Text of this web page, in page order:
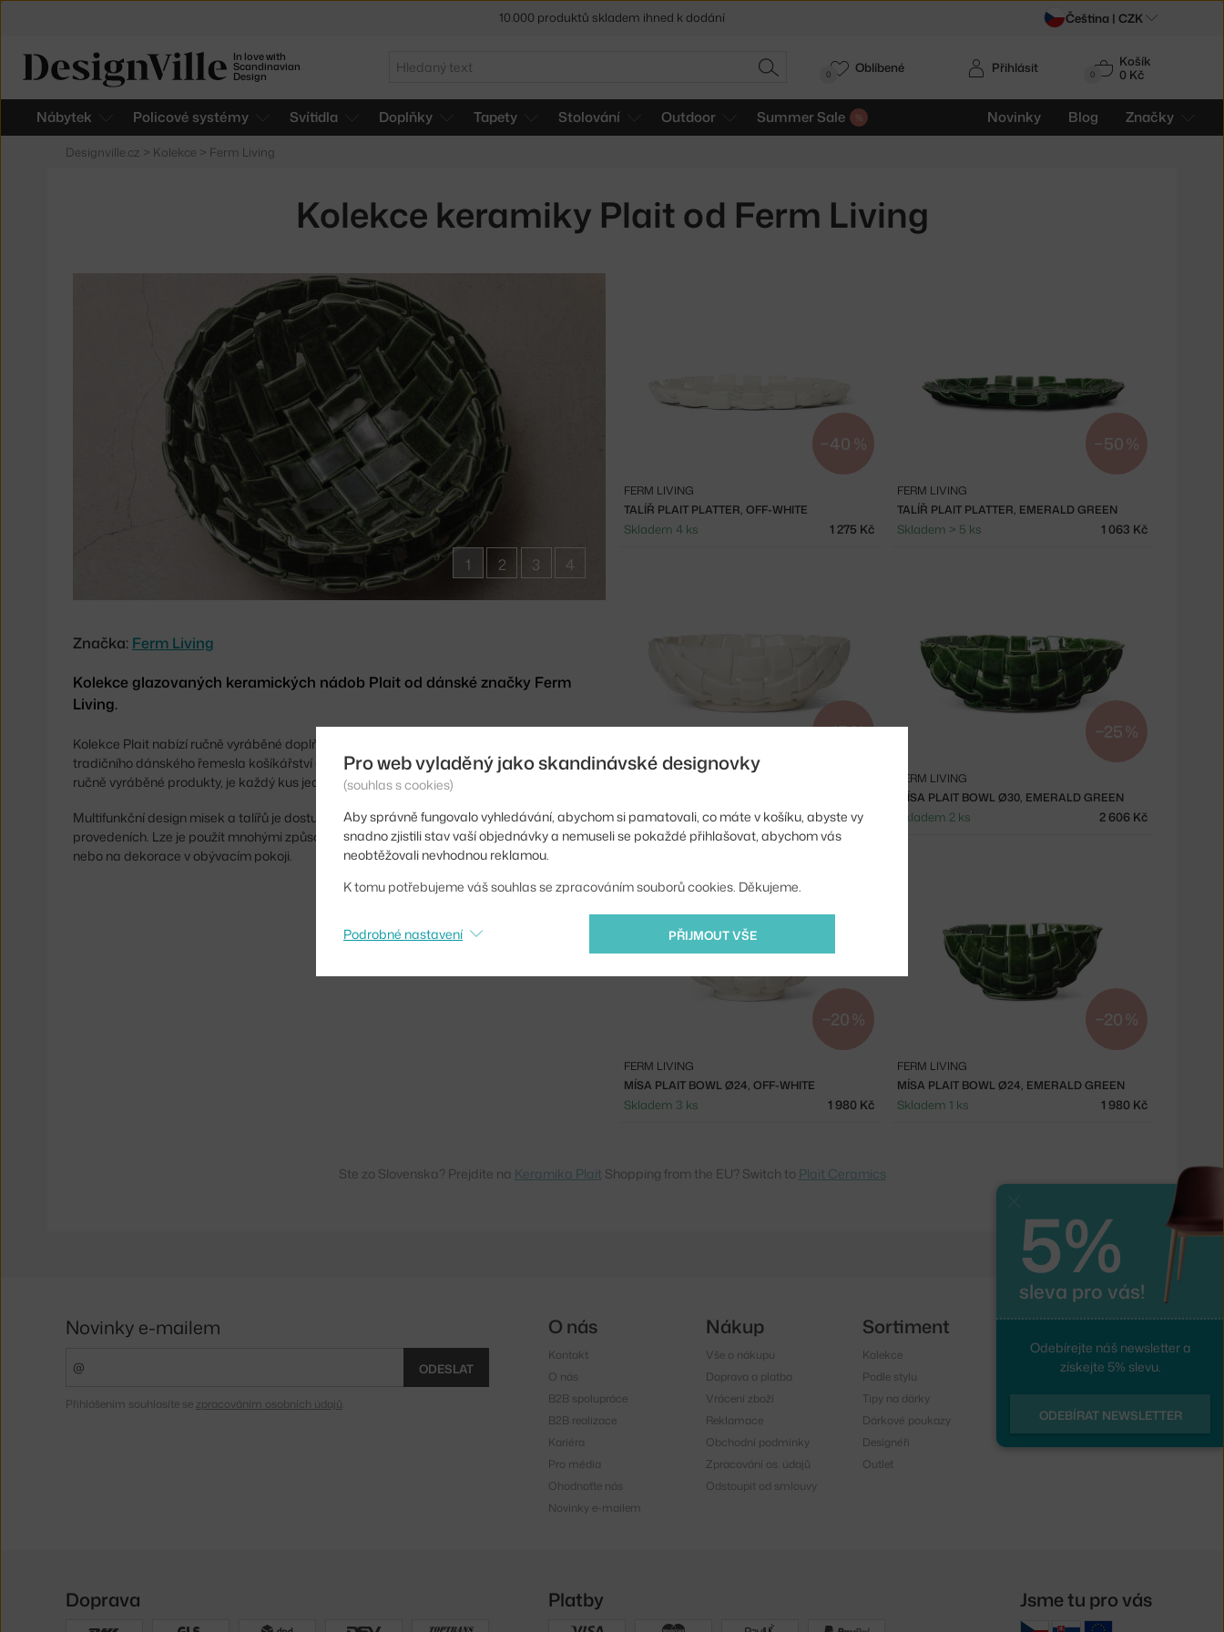
In love with
Scandinavian
Design
Hledat
HLEDAT 0
Košík
0 Kč
Nábytek Policové systémy Svítidla Doplňky Tapety Stolování Outdoor Summer Sale Novinky Blog Značky
Přihlásit
0 Oblíbené
Designville.cz > Kolekce > Ferm Living
Kolekce keramiky Plait od Ferm Living
1 2 3 4
Značka: Ferm Living
Kolekce glazovaných keramických nádob Plait od dánské značky Ferm
Living.
Kolekce Plait nabízí ručně vyráběné doplňky z glazované keramiky, které vycházejí z
tradičního dánského řemesla košíkářství a připodobňují tkané nádoby. Tím, že se jedná o
ručně vyráběné produkty, je každý kus jedinečný i se svými odchylkami.
Multifunkční design misek a talířů je dostupný v několika velikostech a barevných
provedeních. Lze je použít mnohými způsoby, například jako mísu na ovoce a chleba
nebo na dekorace v obývacím pokoji.
−40 %
TALÍŘ PLAIT PLATTER, OFF-WHITE
FERM LIVING
Skladem 4 ks 1 275 Kč
−50 %
TALÍŘ PLAIT PLATTER, EMERALD GREEN
FERM LIVING
Skladem > 5 ks 1 063 Kč
−15 %
Skladem 1 ks 2 954 Kč
−25 %
MÍSA PLAIT BOWL Ø30, EMERALD GREEN
FERM LIVING
Skladem 2 ks 2 606 Kč
−20 %
MÍSA PLAIT BOWL Ø24, OFF-WHITE
FERM LIVING
Skladem 3 ks 1 980 Kč
−20 %
MÍSA PLAIT BOWL Ø24, EMERALD GREEN
FERM LIVING
Skladem 1 ks 1 980 Kč
Ste zo Slovenska? Prejdite na Keramika Plait Shopping from the EU? Switch to Plait Ceramics
10.000 produktů skladem ihned k dodání Čeština | CZK
Pro web vyladěný jako skandinávské designovky
(souhlas s cookies)
Aby správně fungovalo vyhledávání, abychom si pamatovali, co máte v košíku, abyste vy
snadno zjistili stav vaší objednávky a nemuseli se pokaždé přihlašovat, abychom vás
neobtěžovali nevhodnou reklamou.
K tomu potřebujeme váš souhlas se zpracováním souborů cookies. Děkujeme.
PŘIJMOUT VŠE
Podrobné nastavení
5%
sleva pro vás!
Odebírejte náš newsletter a
získejte 5% slevu.
ODEBÍRAT NEWSLETTER
Novinky e-mailem
ODESLAT
Přihlášením souhlasíte se zpracováním osobních údajů
O nás
Kontakt
O nás
B2B spolupráce
B2B realizace
Kariéra
Pro média
Ohodnoťte nás
Novinky e-mailem
Nákup
Vše o nákupu
Doprava a platba
Vrácení zboží
Reklamace
Obchodní podmínky
Zpracování os. údajů
Odstoupit od smlouvy
Sortiment
Kolekce
Podle stylu
Tipy na dárky
Dárkové poukazy
Designéři
Outlet
Sledujte nás
Instagram
Facebook
Doprava Platby Jsme tu pro vás